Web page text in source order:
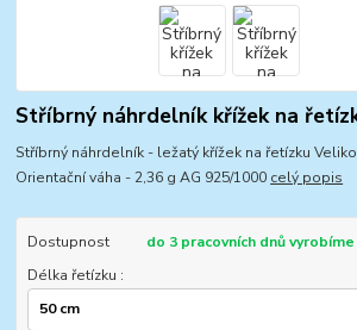
Stříbrný náhrdelník křížek na
Stříbrný náhrdelník - ležatý křížek na řetízku
Orientační váha - 2,36 g AG 925/1000 celý popis
Dostupnost
do 3 pracovních dnů
Délka řetízku :